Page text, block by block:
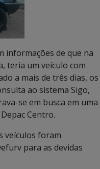
informações de que na
teria um veículo com
a mais de três dias, os
ao sistema Sigo,
se em busca em uma
Centro.
veículos foram
para as devidas